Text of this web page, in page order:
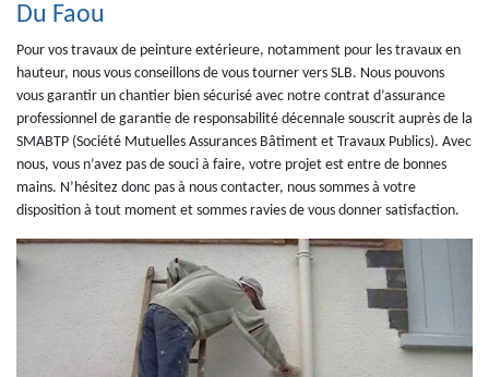
Du Faou
Pour vos travaux de peinture extérieure, notamment pour les travaux en
hauteur, nous vous conseillons de vous tourner vers SLB. Nous pouvons
vous garantir un chantier bien sécurisé avec notre contrat d’assurance
professionnel de garantie de responsabilité décennale souscrit auprès de la
SMABTP (Société Mutuelles Assurances Bâtiment et Travaux Publics). Avec
nous, vous n’avez pas de souci à faire, votre projet est entre de bonnes
mains. N’hésitez donc pas à nous contacter, nous sommes à votre
disposition à tout moment et sommes ravies de vous donner satisfaction.